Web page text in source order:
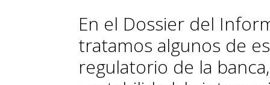
En el Dossier del
tratamos algunos de
regulatorio de la